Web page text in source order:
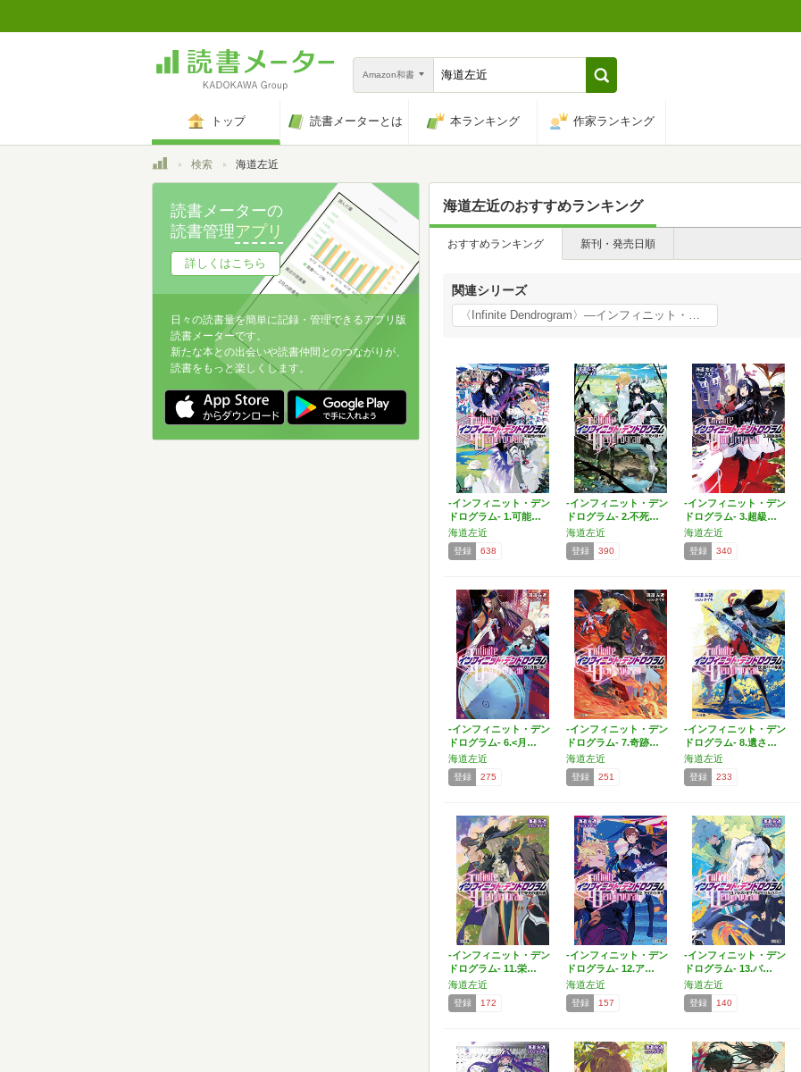
Amazon和書
トップ 読書メーターとは 本ランキング 作家ランキング
トップ検索 海道左近
海道左近のおすすめランキング
おすすめランキング 新刊・発売日順
関連シリーズ
〈Infinite Dendrogram〉―インフィニット・デンドログラム―
-インフィニット・デン
ドログラム- 1.可能…
海道左近
登録 638
-インフィニット・デン
ドログラム- 2.不死…
海道左近
登録 390
-インフィニット・デン
ドログラム- 3.超級…
海道左近
登録 340
-インフィニット・デン
ドログラム- 6.<月…
海道左近
登録 275
-インフィニット・デン
ドログラム- 7.奇跡…
海道左近
登録 251
-インフィニット・デン
ドログラム- 8.遺さ…
海道左近
登録 233
-インフィニット・デン
ドログラム- 11.栄…
海道左近
登録 172
-インフィニット・デン
ドログラム- 12.ア…
海道左近
登録 157
-インフィニット・デン
ドログラム- 13.バ…
海道左近
登録 140
読書メーターの
読書管理アプリ
詳しくはこちら
日々の読書量を簡単に記録・管理できるアプリ版
読書メーターです。
新たな本との出会いや読書仲間とのつながりが、
読書をもっと楽しくします。